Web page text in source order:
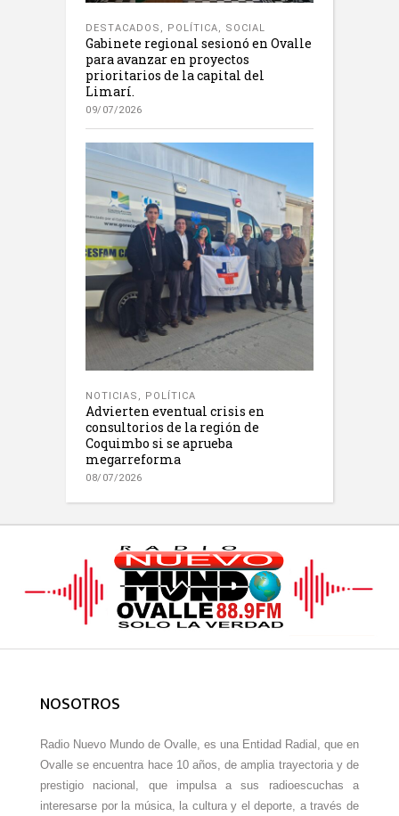
DESTACADOS POLÍTICA SOCIAL
Gabinete regional sesionó en Ovalle
para avanzar en proyectos
prioritarios de la capital del
Limarí.
09/07/2026
NOTICIAS POLÍTICA
Advierten eventual crisis en
consultorios de la región de
Coquimbo si se aprueba
megarreforma
08/07/2026
NOSOTROS
Radio Nuevo Mundo de Ovalle, es una Entidad Radial, que en
Ovalle se encuentra hace 10 años, de amplia trayectoria y de
prestigio nacional, que impulsa a sus radioescuchas a
interesarse por la música, la cultura y el deporte, a través de